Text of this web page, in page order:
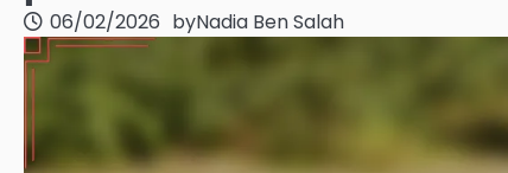
06/02/2026 byNadia Ben Salah